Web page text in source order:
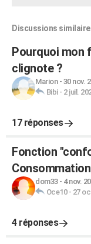
Discussions
Pourquoi mon
clignote ?
Marion- 30 nov.
Bibi- 2 juil.
17 réponses
Fonction
Consommation
dom33- 4 nov.
Oce10- 27
4 réponses